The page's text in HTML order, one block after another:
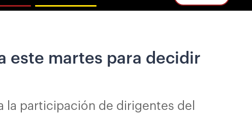
este martes para decidir
la participación de dirigentes del